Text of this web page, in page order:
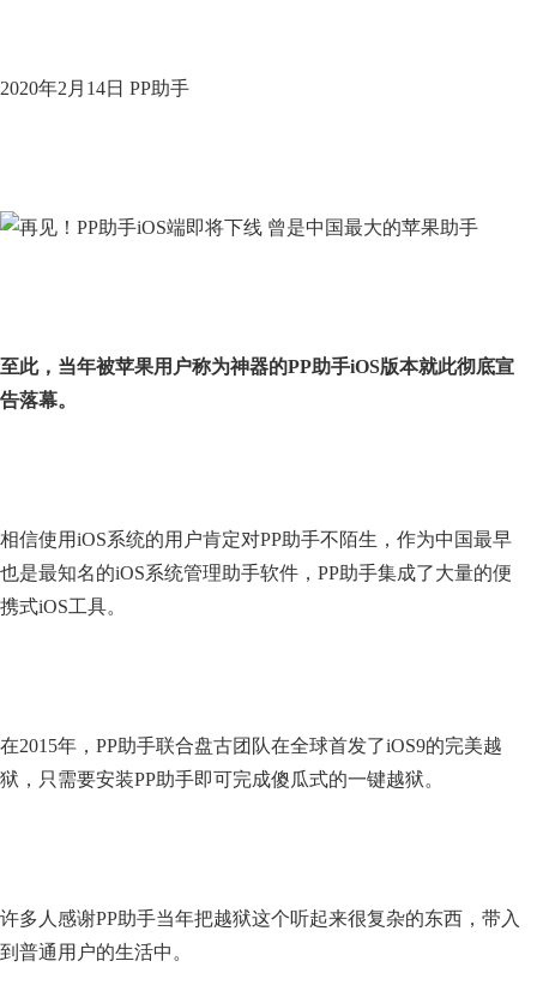
2020年2月14日 PP助手
至此，当年被苹果用户称为神器的PP助手iOS版本就此彻底宣
告落幕。
相信使用iOS系统的用户肯定对PP助手不陌生，作为中国最早
也是最知名的iOS系统管理助手软件，PP助手集成了大量的便
携式iOS工具。
在2015年，PP助手联合盘古团队在全球首发了iOS9的完美越
狱，只需要安装PP助手即可完成傻瓜式的一键越狱。
许多人感谢PP助手当年把越狱这个听起来很复杂的东西，带入
到普通用户的生活中。